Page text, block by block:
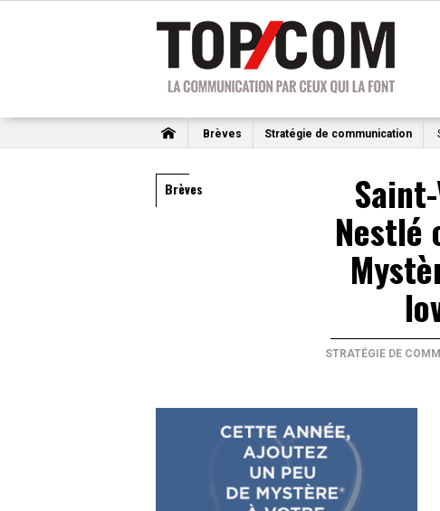
Brèves Stratégie de communication
Brèves
Nestlé
STRATÉGIE DE